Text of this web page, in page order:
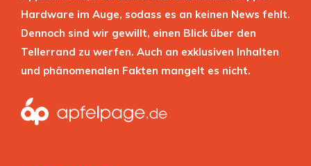
Hardware im Auge, sodass es an keinen News fehlt.
Dennoch sind wir gewillt, einen Blick über den
Tellerrand zu werfen. Auch an exklusiven Inhalten
und phänomenalen Fakten mangelt es nicht.